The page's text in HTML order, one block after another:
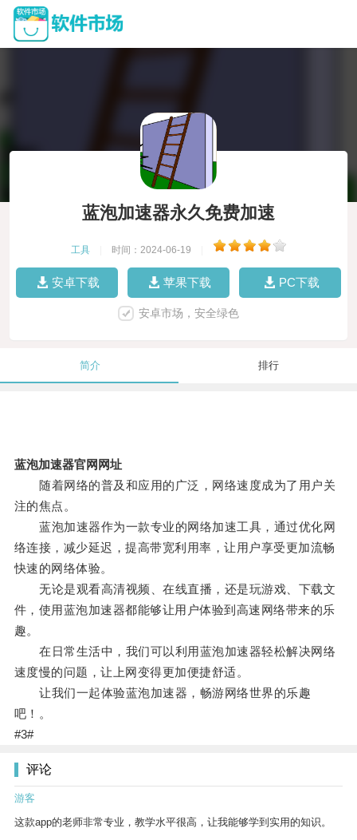
蓝泡加速器永久免费加速
工具 时间：2024-06-19
安卓下载 苹果下载 PC下载
安卓市场，安全绿色
简介 排行
蓝泡加速器官网网址
随着网络的普及和应用的广泛，网络速度成为了用户关
注的焦点。
蓝泡加速器作为一款专业的网络加速工具，通过优化网
络连接，减少延迟，提高带宽利用率，让用户享受更加流畅
快速的网络体验。
无论是观看高清视频、在线直播，还是玩游戏、下载文
件，使用蓝泡加速器都能够让用户体验到高速网络带来的乐
趣。
在日常生活中，我们可以利用蓝泡加速器轻松解决网络
速度慢的问题，让上网变得更加便捷舒适。
让我们一起体验蓝泡加速器，畅游网络世界的乐趣
吧！。
#3#
评论
游客
这款app的老师非常专业，教学水平很高，让我能够学到实用的知识。